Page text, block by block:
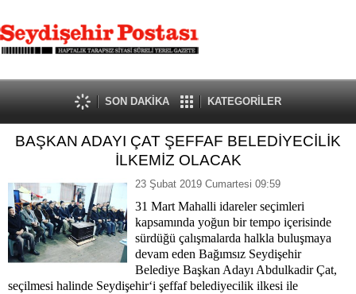
SON DAKİKA KATEGORİLER
BAŞKAN ADAYI ÇAT ŞEFFAF BELEDİYECİLİK
İLKEMİZ OLACAK
23 Şubat 2019 Cumartesi 09:59
31 Mart Mahalli idareler seçimleri
kapsamında yoğun bir tempo içerisinde
sürdüğü çalışmalarda halkla buluşmaya
devam eden Bağımsız Seydişehir
Belediye Başkan Adayı Abdulkadir Çat,
seçilmesi halinde Seydişehir‘i şeffaf belediyecilik ilkesi ile